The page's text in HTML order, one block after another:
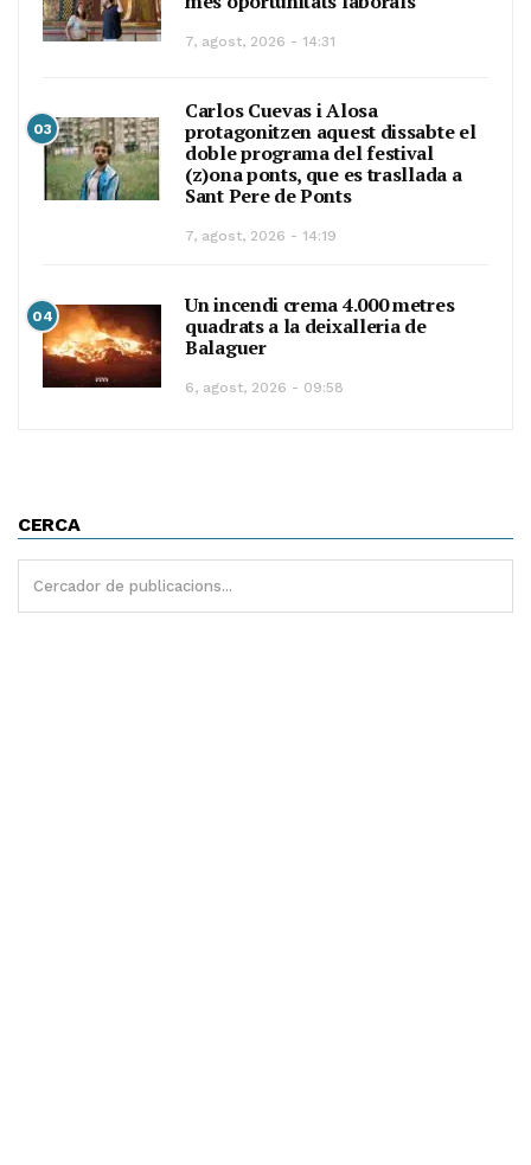
7, agost, 2026 - 14:31
03
Carlos Cuevas i Alosa
protagonitzen aquest dissabte el
doble programa del festival
(z)ona ponts, que es trasllada a
Sant Pere de Ponts
7, agost, 2026 - 14:19
04
Un incendi crema 4.000 metres
quadrats a la deixalleria de
Balaguer
6, agost, 2026 - 09:58
CERCA